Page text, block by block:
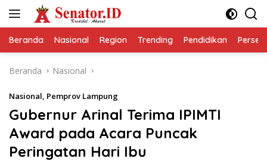
Beranda Nasional Region Trending Pendidikan
Beranda Nasional
Nasional, Pemprov Lampung
Gubernur Arinal Terima IPIMTI
Award pada Acara Puncak
Peringatan Hari Ibu